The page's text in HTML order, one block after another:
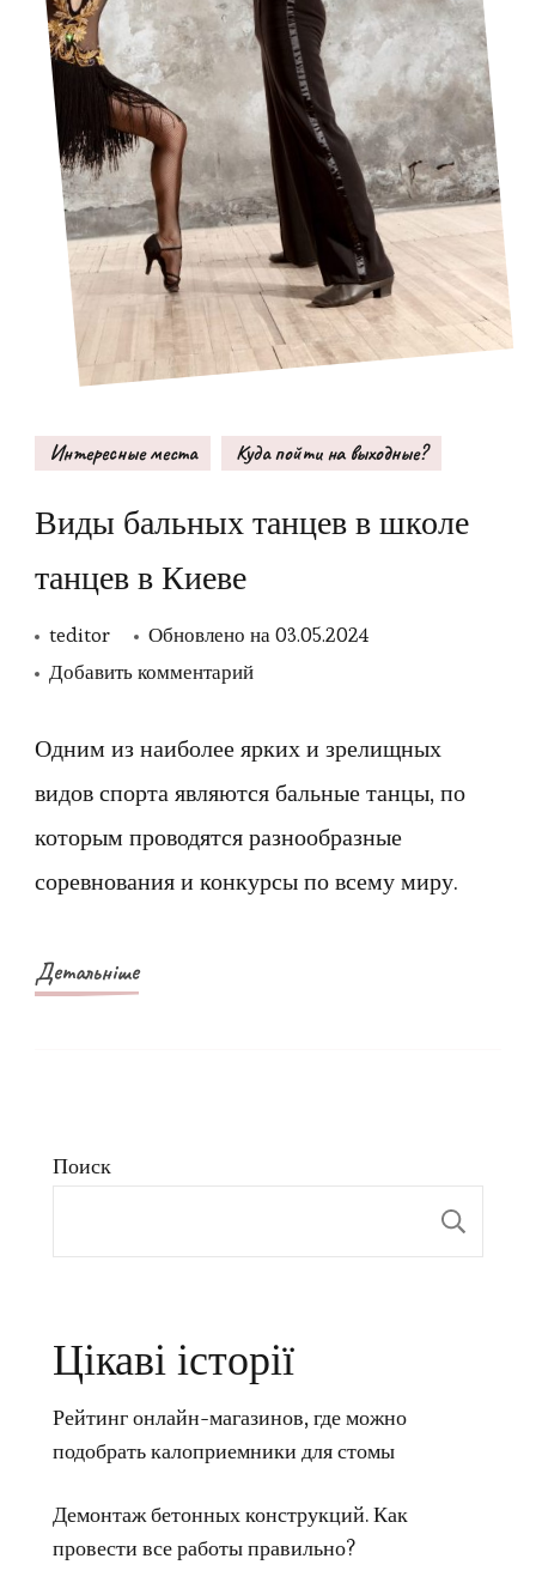
Интересные места Куда пойти на выходные?
Виды бальных танцев в школе
танцев в Киеве
teditor Обновлено на03.05.2024
Добавить комментарийк
Виды
бальных
в
школе
Одним из наиболее ярких и зрелищных
видов спорта являются бальные танцы, по
которым проводятся разнообразные
соревнования и конкурсы по всему миру.
Детальніше
Поиск
Цікаві історії
Рейтинг онлайн-магазинов, где можно
подобрать калоприемники для стомы
Демонтаж бетонных конструкций. Как
провести все работы правильно?